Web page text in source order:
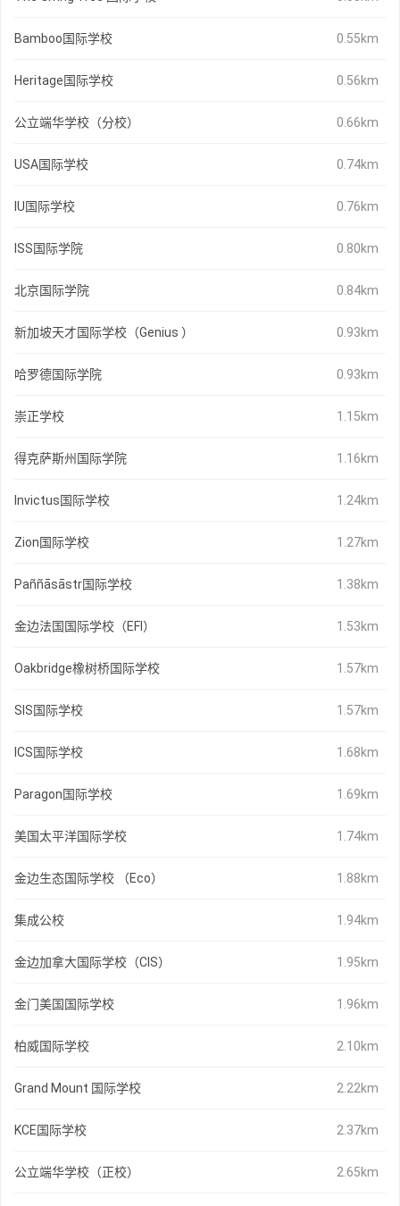
Bamboo国际学校 0.55km
Heritage国际学校 0.56km
公立端华学校（分校） 0.66km
USA国际学校 0.74km
IU国际学校 0.76km
ISS国际学院 0.80km
北京国际学院 0.84km
新加坡天才国际学校（Genius ） 0.93km
哈罗德国际学院 0.93km
崇正学校 1.15km
得克萨斯州国际学院 1.16km
Invictus国际学校 1.24km
Zion国际学校 1.27km
Paññāsāstr国际学校 1.38km
金边法国国际学校（EFI） 1.53km
Oakbridge橡树桥国际学校 1.57km
SIS国际学校 1.57km
ICS国际学校 1.68km
Paragon国际学校 1.69km
美国太平洋国际学校 1.74km
金边生态国际学校 （Eco） 1.88km
集成公校 1.94km
金边加拿大国际学校（CIS） 1.95km
金门美国国际学校 1.96km
柏威国际学校 2.10km
Grand Mount 国际学校 2.22km
KCE国际学校 2.37km
公立端华学校（正校） 2.65km